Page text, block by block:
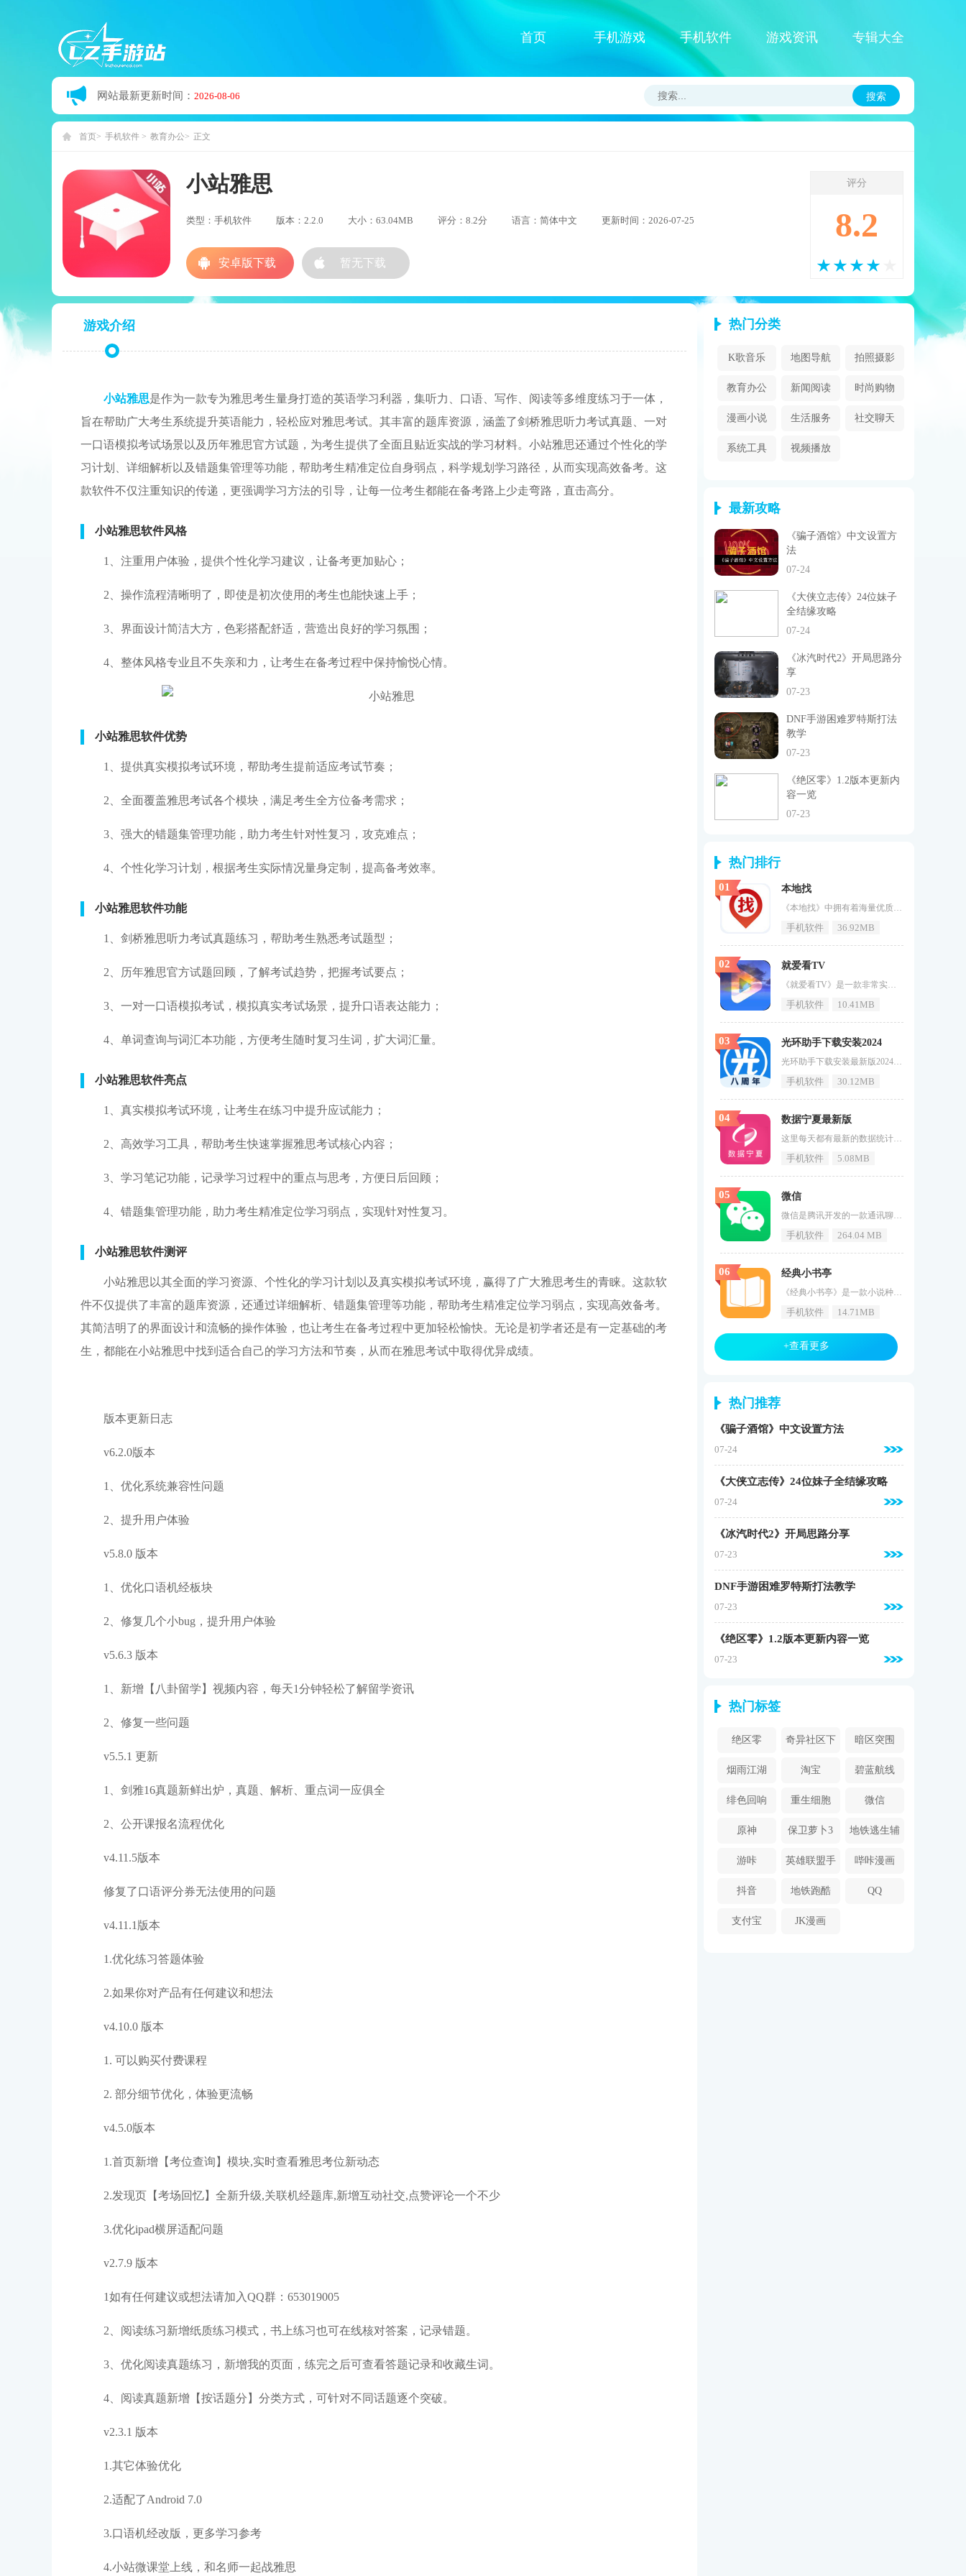
首页 手机游戏 手机软件 游戏资讯 专辑大全
网站最新更新时间： 2026-08-06 搜索
首页 手机软件 教育办公 正文
小站雅思
类型：手机软件 版本：2.2.0 大小：63.04MB 评分：8.2分 语言：简体中文 更新时间：2026-07-25
评分
8.2
游戏介绍
小站雅思是作为一款专为雅思考生量身打造的英语学习利器，集听力、口语、写作、阅读等多维度练习于一体，
旨在帮助广大考生系统提升英语能力，轻松应对雅思考试。其丰富的题库资源，涵盖了剑桥雅思听力考试真题、一对
一口语模拟考试场景以及历年雅思官方试题，为考生提供了全面且贴近实战的学习材料。小站雅思还通过个性化的学
习计划、详细解析以及错题集管理等功能，帮助考生精准定位自身弱点，科学规划学习路径，从而实现高效备考。这
款软件不仅注重知识的传递，更强调学习方法的引导，让每一位考生都能在备考路上少走弯路，直击高分。
小站雅思软件风格
1、注重用户体验，提供个性化学习建议，让备考更加贴心；
2、操作流程清晰明了，即使是初次使用的考生也能快速上手；
3、界面设计简洁大方，色彩搭配舒适，营造出良好的学习氛围；
4、整体风格专业且不失亲和力，让考生在备考过程中保持愉悦心情。
小站雅思软件优势
1、提供真实模拟考试环境，帮助考生提前适应考试节奏；
2、全面覆盖雅思考试各个模块，满足考生全方位备考需求；
3、强大的错题集管理功能，助力考生针对性复习，攻克难点；
4、个性化学习计划，根据考生实际情况量身定制，提高备考效率。
小站雅思软件功能
1、剑桥雅思听力考试真题练习，帮助考生熟悉考试题型；
2、历年雅思官方试题回顾，了解考试趋势，把握考试要点；
3、一对一口语模拟考试，模拟真实考试场景，提升口语表达能力；
4、单词查询与词汇本功能，方便考生随时复习生词，扩大词汇量。
小站雅思软件亮点
1、真实模拟考试环境，让考生在练习中提升应试能力；
2、高效学习工具，帮助考生快速掌握雅思考试核心内容；
3、学习笔记功能，记录学习过程中的重点与思考，方便日后回顾；
4、错题集管理功能，助力考生精准定位学习弱点，实现针对性复习。
小站雅思软件测评
小站雅思以其全面的学习资源、个性化的学习计划以及真实模拟考试环境，赢得了广大雅思考生的青睐。这款软
件不仅提供了丰富的题库资源，还通过详细解析、错题集管理等功能，帮助考生精准定位学习弱点，实现高效备考。
其简洁明了的界面设计和流畅的操作体验，也让考生在备考过程中更加轻松愉快。无论是初学者还是有一定基础的考
生，都能在小站雅思中找到适合自己的学习方法和节奏，从而在雅思考试中取得优异成绩。
版本更新日志
v6.2.0版本
1、优化系统兼容性问题
2、提升用户体验
v5.8.0 版本
1、优化口语机经板块
2、修复几个小bug，提升用户体验
v5.6.3 版本
1、新增【八卦留学】视频内容，每天1分钟轻松了解留学资讯
2、修复一些问题
v5.5.1 更新
1、剑雅16真题新鲜出炉，真题、解析、重点词一应俱全
2、公开课报名流程优化
v4.11.5版本
修复了口语评分券无法使用的问题
v4.11.1版本
1.优化练习答题体验
2.如果你对产品有任何建议和想法
v4.10.0 版本
1. 可以购买付费课程
2. 部分细节优化，体验更流畅
v4.5.0版本
1.首页新增【考位查询】模块,实时查看雅思考位新动态
2.发现页【考场回忆】全新升级,关联机经题库,新增互动社交,点赞评论一个不少
3.优化ipad横屏适配问题
v2.7.9 版本
1如有任何建议或想法请加入QQ群：653019005
2、阅读练习新增纸质练习模式，书上练习也可在线核对答案，记录错题。
3、优化阅读真题练习，新增我的页面，练完之后可查看答题记录和收藏生词。
4、阅读真题新增【按话题分】分类方式，可针对不同话题逐个突破。
v2.3.1 版本
1.其它体验优化
2.适配了Android 7.0
3.口语机经改版，更多学习参考
4.小站微课堂上线，和名师一起战雅思
热门分类
K歌音乐 地图导航 拍照摄影
教育办公 新闻阅读 时尚购物
漫画小说 生活服务 社交聊天
系统工具 视频播放
最新攻略
《骗子酒馆》中文设置方
法
07-24
《大侠立志传》24位妹子
全结缘攻略
07-24
《冰汽时代2》开局思路分
享
07-23
DNF手游困难罗特斯打法
教学
07-23
《绝区零》1.2版本更新内
容一览
07-23
热门排行
本地找
《本地找》中拥有着海量优质，热门的生活资讯题材的内容，而且这里还有这各种各样的不同类型的小视频作品，搞笑视频，娱乐文章，旅行日记等等，并且每天都会准时的更新最热门的生活资讯信息，感兴趣的用户一起来看最新的信息吧。本地找特色本地信息，侧线快车，关注本地信息海量内容，精准推送，更多渠道，更多素材收入帮助您详细记录兑换清单和金币清单任务中心，每天在线接管最新的新手任务热门视频，精彩，时事焦点，搞笑视频本地找APP的主页提供推荐、本地、保健、历史、儿童保育、旅游等每天
手机软件 36.92MB
01
就爱看TV
《就爱看TV》是一款非常实用的看电影和电视的软件，在这里，您可以找到您想全天24小时观看的视频，丰富的电影免费提供，还有海量频道大家可以换，或者你有喜欢看的电影，可以直接输入名字或者主演名字进行搜索，可以快速找到自己喜欢看的视频。就爱看TV特色1、电影分类，所有电影分类，用户可以轻松找到自己喜欢看的视频。2、搜索视频，可以搜索所有想看的视频，也可以输入主演姓名搜索。3、推荐视频，每天在首页，我们都会根据您看过的其他视频为您推荐相关的热门视频。就爱看TV亮点1、
手机软件 10.41MB
02
光环助手下载安装2024
光环助手下载安装最新版2024是一款综合性的手机盒子资源下载软件，专为游戏爱好者设计。光环助手下载安装最新版2024集成了多种功能和服务，致力于为用户提供全方位的游戏体验。光环助手下载安装最新版2024是一个全面且实用的工具，不仅满足了游戏爱好者对资讯和攻略的需求，而且通过便捷的游戏下载服务，进一步提升了玩家的游戏生活质量。无论是新手玩家还是资深游戏迷，都能从中获益，享受更加丰富多彩的游戏世界。感兴趣的小伙伴赶快下载最新的软件版本吧。开发者广州加兔网络科技有限公司备案号粤
手机软件 30.12MB
03
数据宁夏最新版
这里每天都有最新的数据统计流出，让你可以更加懂宁夏的本地情况。《数据宁夏最新版》有着大量专业的团队，每天都进行数据分析，让你得到最一目了然的行情，喜欢的用户快来游戏窝手游网下载使用吧！数据宁夏最新版介绍数据宁夏app是一款为你展示居民各类经济情况的应用，数据宁夏软件上可以查询到各专业领域的主要指标，按照个人需求提供个性化统计图表，数据宁夏让数据可视化。数据宁夏最新版亮点每月25日前公布月度数据，包括：规模以上工业增加值增长率、规模以上工业企业经济效益指标（错月发布）
手机软件 5.08MB
04
微信
微信是腾讯开发的一款通讯聊天软件。它提供各种信息形式，如语音短信、视频、图片和文本。与QQ相比，微信的界面更简单、更高效，更倾向于面向商务人士。用户可以通过微信与朋友交流，享受全球优质通话服务。微信还有丰富的表情符号商店，用户可以使用各种表情符号为聊天增添乐趣。微信还加强了反骚扰功能，以保护用户的隐私和安全。微信软件内容微信支持发送多种类型的信息，如语音短信、视频、图片和文本。2.用户可以进行单聊和群聊，还可以根据地理位置找到附近的人，提供新的移动通信体验。3.
手机软件 264.04 MB
05
经典小书亭
《经典小书亭》是一款小说种类非常丰富的阅读小说软件，在这款游戏中有着各种不同的小说可供用户选择阅读，这里所有的小说资源都是免费的，还有多种不同的阅读模式可以选择，能够为用户打造出一个最为精彩的阅读过程，并且给整个软件没有任何的广告烦恼，让阅读更加的舒心。经典小书亭软件详情1、软件中有着各种不同的小说资源，每一个小说都是网上非常热门的。2、丰富的阅读功能可以选择，用户可以选择合适的模式让阅读更加方便。3、软件中所有的小说更新速度都是非常迅速的，让用户可以第一时间观看。
手机软件 14.71MB
06
+查看更多
热门推荐
《骗子酒馆》中文设置方法
07-24
《大侠立志传》24位妹子全结缘攻略
07-24
《冰汽时代2》开局思路分享
07-23
DNF手游困难罗特斯打法教学
07-23
《绝区零》1.2版本更新内容一览
07-23
热门标签
绝区零 奇异社区下
载安装
暗区突围
烟雨江湖 淘宝 碧蓝航线
绯色回响 重生细胞 微信
原神 保卫萝卜3 地铁逃生辅
助器
游咔 英雄联盟手
游
哔咔漫画
2024
抖音 地铁跑酷 QQ
支付宝 JK漫画